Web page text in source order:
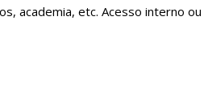
academia, etc. Acesso interno ou